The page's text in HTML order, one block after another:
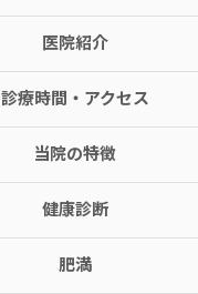
医院紹介
診療時間・アクセス
当院の特徴
健康診断
肥満